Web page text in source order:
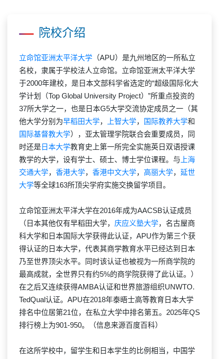
院校介绍
立命馆亚洲太平洋大学 （APU）是九州地区的一所私立
名校，隶属于学校法人立命馆。立命馆亚洲太平洋大学
于2000年建校，是日本文部科学省选定的“超级国际化大
学计划（Top Global University Project）”所重点投资的
37所大学之一，也是日本G5大学交流协定成员之一（其
他大学分别为早稻田大学， 上智大学， 国际教养大学和
国际基督教大学），亚太管理学院联合会重要成员，同
时还是日本大学教育史上第一所完全实施英日双语授课
教学的大学，设有学士、硕士、博士学位课程。与上海
交通大学， 香港大学， 香港中文大学， 高丽大学， 延世
大学等全球163所顶尖学府实施交换留学项目。
立命馆亚洲太平洋大学在2016年成为AACSB认证成员
（日本其他仅有早稻田大学， 庆应义塾大学，名古屋商
科大学和日本国际大学获得此认证，APU作为第三个获
得认证的日本大学，代表其商学教育水平已经达到日本
乃至世界顶尖水平。同时该认证也被视为一所商学院的
最高成就，全世界只有约5%的商学院获得了此认证。）
在之后又连续获得AMBA认证和世界旅游组织UNWTO.
TedQual认证。APU在2018年泰晤士高等教育日本大学
排名中位居第21位，在私立大学中排名第五。2025年QS
排行榜上为901-950。（信息来源百度百科）
在这所学校中，留学生和日本学生的比例相当，中国学